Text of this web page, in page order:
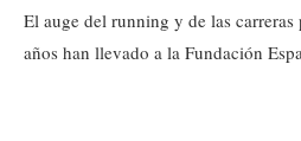
El auge del running y de las
años han llevado a la Fundación